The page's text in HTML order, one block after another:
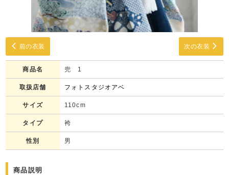
前の衣装 次の衣装
商品名 兜 1
取扱店舗 フォトスタジオアベ
サイズ 110cm
タイプ 袴
性別 男
商品説明